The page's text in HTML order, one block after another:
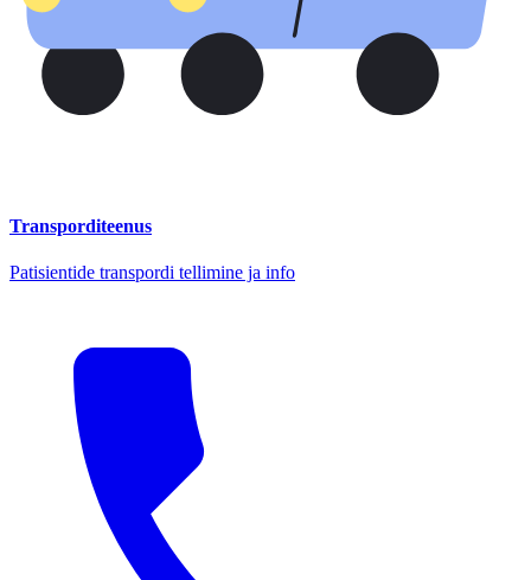
Transporditeenus
Patisientide transpordi tellimine ja info